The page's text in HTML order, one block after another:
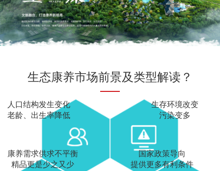
生态康养市场前景及类型解读？
人口结构发生变化
老龄、出生率降低
康养需求供求不平衡
精品更是少之又少
生存环境改变
污染变多
国家政策导向
提供更多有利条件